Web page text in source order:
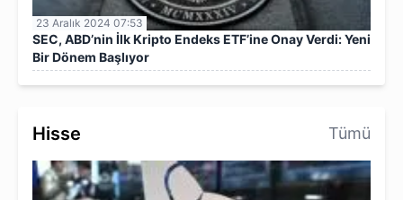
23 Aralık 2024 07:53
SEC, ABD’nin İlk Kripto Endeks ETF’ine Onay Verdi: Yeni
Bir Dönem Başlıyor
Hisse Tümü